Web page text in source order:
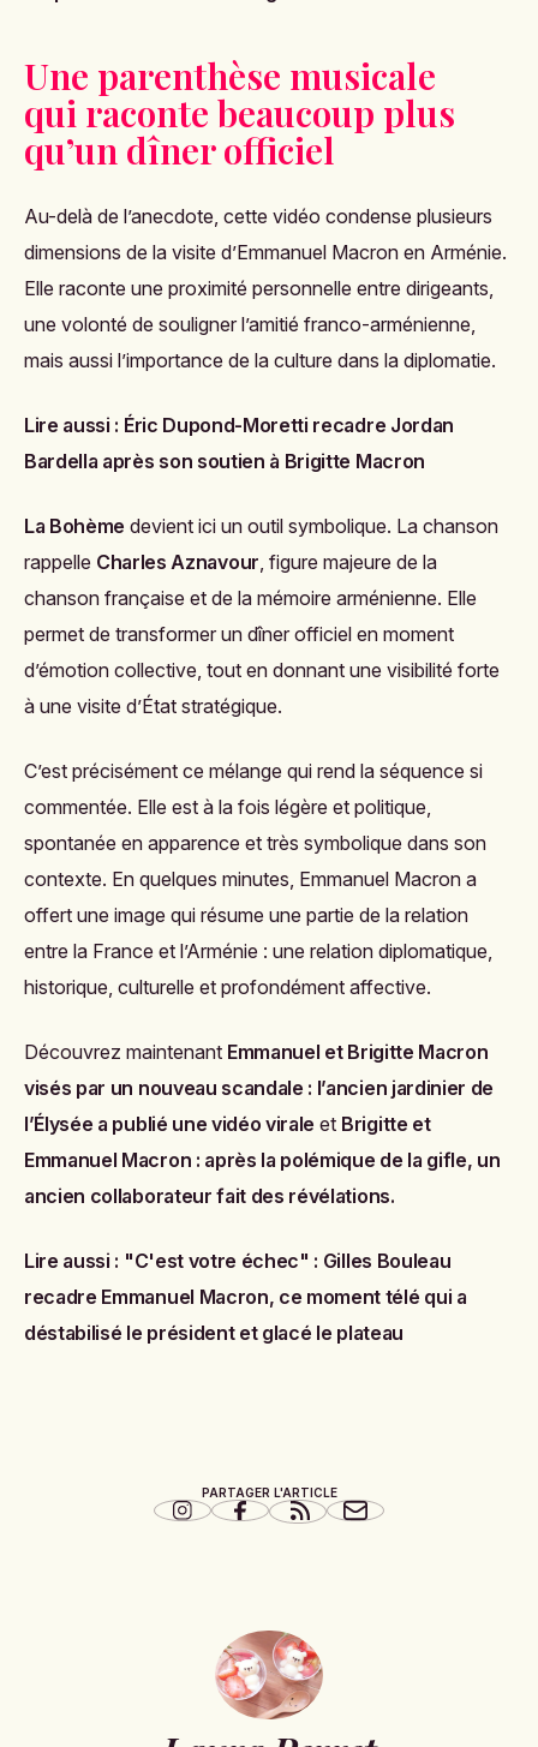
Une parenthèse musicale
qui raconte beaucoup plus
qu’un dîner officiel
Au-delà de l’anecdote, cette vidéo condense plusieurs
dimensions de la visite d’Emmanuel Macron en Arménie.
Elle raconte une proximité personnelle entre dirigeants,
une volonté de souligner l’amitié franco-arménienne,
mais aussi l’importance de la culture dans la diplomatie.
Lire aussi : Éric Dupond-Moretti recadre Jordan
Bardella après son soutien à Brigitte Macron
La Bohème devient ici un outil symbolique. La chanson
rappelle Charles Aznavour , figure majeure de la
chanson française et de la mémoire arménienne. Elle
permet de transformer un dîner officiel en moment
d’émotion collective, tout en donnant une visibilité forte
à une visite d’État stratégique.
C’est précisément ce mélange qui rend la séquence si
commentée. Elle est à la fois légère et politique,
spontanée en apparence et très symbolique dans son
contexte. En quelques minutes, Emmanuel Macron a
offert une image qui résume une partie de la relation
entre la France et l’Arménie : une relation diplomatique,
historique, culturelle et profondément affective.
Découvrez maintenant Emmanuel et Brigitte Macron
visés par un nouveau scandale : l’ancien jardinier de
l’Élysée a publié une vidéo virale et Brigitte et
Emmanuel Macron : après la polémique de la gifle, un
ancien collaborateur fait des révélations.
Lire aussi : "C'est votre échec" : Gilles Bouleau
recadre Emmanuel Macron, ce moment télé qui a
déstabilisé le président et glacé le plateau
PARTAGER L'ARTICLE